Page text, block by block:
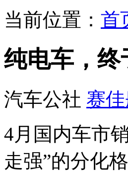
当前位置： 首
纯电车，
汽车公社 赛
4月国内车市
走强”的分化